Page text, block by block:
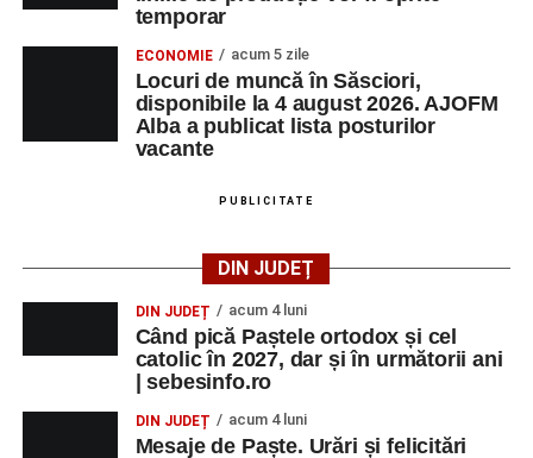
temporar
ECONOMIE acum 5 zile
Locuri de muncă în Săsciori,
disponibile la 4 august 2026. AJOFM
Alba a publicat lista posturilor
vacante
PUBLICITATE
DIN JUDEȚ
DIN JUDEȚ acum 4 luni
Când pică Paștele ortodox și cel
catolic în 2027, dar și în următorii ani
| sebesinfo.ro
DIN JUDEȚ acum 4 luni
Mesaje de Paște. Urări și felicitări